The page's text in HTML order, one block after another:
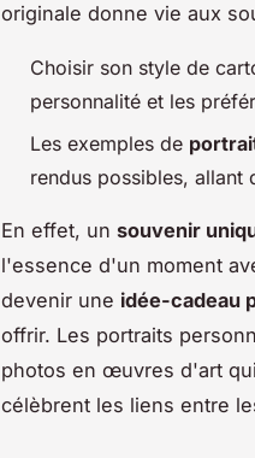
originale donne vie aux
Choisir son style de
personnalité et les
Les exemples de
rendus possibles, allant
En effet, un souvenir
l'essence d'un moment
devenir une idée-cadeau
offrir. Les portraits
photos en œuvres d'art
célèbrent les liens entre